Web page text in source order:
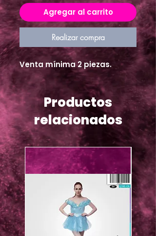
Agregar al carrito
Realizar compra
Venta mínima 2 piezas.
Productos
relacionados